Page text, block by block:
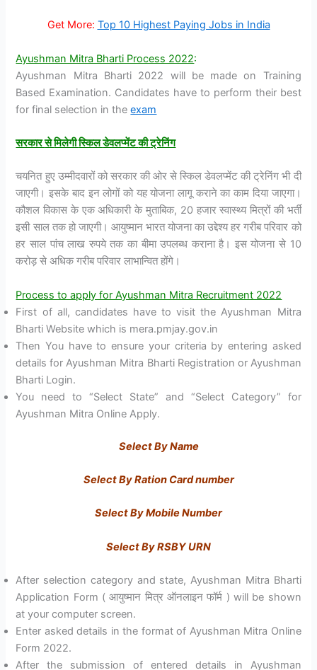
Get More: Top 10 Highest Paying Jobs in India
Ayushman Mitra Bharti Process 2022:
Ayushman Mitra Bharti 2022 will be made on Training
Based Examination. Candidates have to perform their best
for final selection in theexam
सरकारसेमिलेगीस्किलडेवलप्मेंटकीट्रेनिंग
चयनित हुए उम्मीदवारों को सरकार की ओर से स्किल डेवलप्मेंट की ट्रेनिंग भी दी
जाएगी। इसके बाद इन लोगों को यह योजना लागू कराने का काम दिया जाएगा।
कौशल विकास के एक अधिकारी के मुताबिक, 20 हजार स्वास्थ्य मित्रों की भर्ती
इसी साल तक हो जाएगी। आयुष्मान भारत योजना का उद्देश्य हर गरीब परिवार को
हर साल पांच लाख रुपये तक का बीमा उपलब्ध कराना है। इस योजना से 10
करोड़ से अधिक गरीब परिवार लाभान्वित होंगे।
Process to apply for Ayushman Mitra Recruitment 2022
First of all, candidates have to visit the Ayushman Mitra
Bharti Website which is mera.pmjay.gov.in
Then You have to ensure your criteria by entering asked
details for Ayushman Mitra Bharti Registration or Ayushman
Bharti Login.
You need to “Select State” and “Select Category” for
Ayushman Mitra Online Apply.
Select By Name
Select By Ration Card number
Select By Mobile Number
Select By RSBY URN
After selection category and state, Ayushman Mitra Bharti
Application Form ( आयुष्मान मित्र ऑनलाइन फॉर्म ) will be shown
at your computer screen.
Enter asked details in the format of Ayushman Mitra Online
Form 2022.
After the submission of entered details in Ayushman